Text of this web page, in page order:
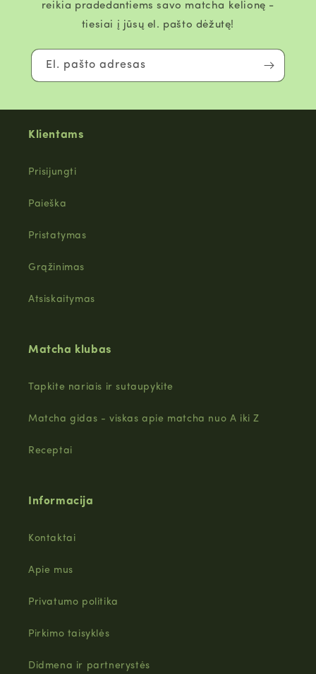
reikia pradedantiems savo matcha kelionę -
tiesiai į jūsų el. pašto dėžutę!
El. pašto adresas
Klientams
Prisijungti
Paieška
Pristatymas
Grąžinimas
Atsiskaitymas
Matcha klubas
Tapkite nariais ir sutaupykite
Matcha gidas - viskas apie matcha nuo A iki Z
Receptai
Informacija
Kontaktai
Apie mus
Privatumo politika
Pirkimo taisyklės
Didmena ir partnerystės